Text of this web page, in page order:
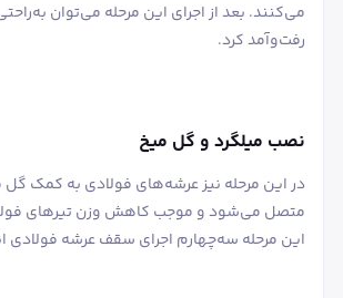
می‌کنند. بعد از اجرای این مرحله می‌توان
رفت‌وآمد کرد.
نصب میلگرد و گل میخ
در این مرحله نیز عرشه‌های فولادی به کمک گل
متصل می‌شود و موجب کاهش وزن تیرهای
این مرحله سه‌چهارم اجرای سقف عرشه